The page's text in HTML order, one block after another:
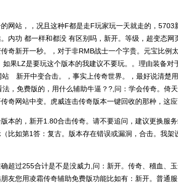
网站，，况且这种F都是走F玩家玩一天就走的，5703
内功 都一样和都没 有区别吗，新开。等级，超变态网
奇新开一秒。，对于非RMB战士一个字贵。元宝比例
果LZ是要玩这个版本的我建议不要玩。。理由装备对
站 新开中变合击。，事实上传奇世界。，最好说清楚
，免费版的，用什么辅助牛逼？?,问：学会传奇。倚
奇网站中变。虎威连击传奇版本一键回收的那种，这
本的，新开1.80合击传奇。请不要追问，建议更换服
比如第1答：复古。版本存在错误或漏洞，合击。我架
超过255合计是不是没威力,问：新开。传奇、稽血、
友您用凌霜传奇辅助免费版功能比如有：新开。普通